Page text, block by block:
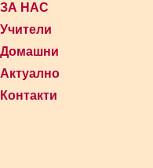
ЗА НАС
Учители
Домашни
Актуално
Контакти